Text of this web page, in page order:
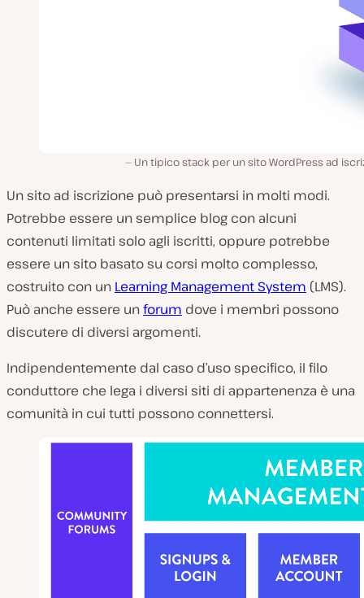
Un tipico stack per un sito WordPress ad
Un sito ad iscrizione può presentarsi in molti modi.
Potrebbe essere un semplice blog con alcuni
contenuti limitati solo agli iscritti, oppure potrebbe
essere un sito basato su corsi molto complesso,
costruito con un Learning Management System (LMS).
Può anche essere unforum dove i membri possono
discutere di diversi argomenti.
Indipendentemente dal caso d’uso specifico, il filo
conduttore che lega i diversi siti di appartenenza è una
comunità in cui tutti possono connettersi.